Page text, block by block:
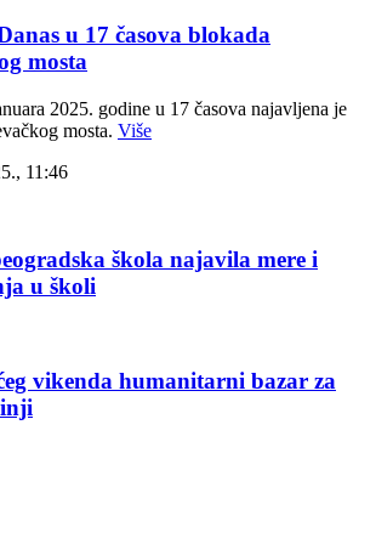
u 17 časova blokada
mosta
2025. godine u 17 časova najavljena je
mosta. Više
11:46
škola najavila mere i
u školi
vikenda humanitarni bazar za